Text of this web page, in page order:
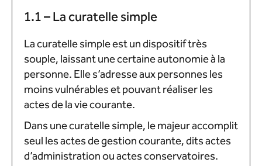
1.1 – La curatelle simple
La curatelle simple est un dispositif très
souple, laissant une certaine autonomie à la
personne. Elle s’adresse aux personnes les
moins vulnérables et pouvant réaliser les
actes de la vie courante.
Dans une curatelle simple, le majeur accomplit
seul les actes de gestion courante, dits actes
d’administration ou actes conservatoires.